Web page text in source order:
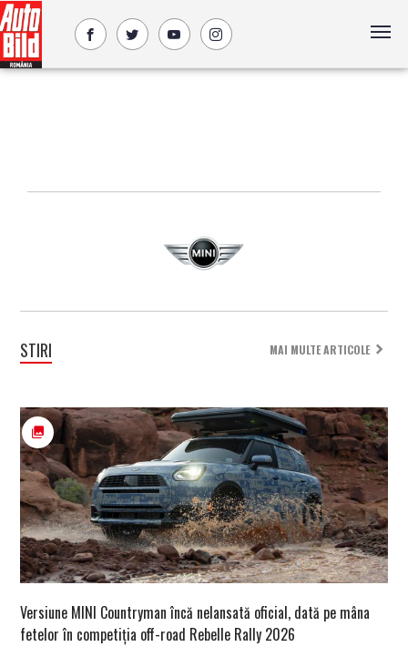
STIRI MAI MULTE ARTICOLE
Versiune MINI Countryman încă nelansată oficial, dată pe mâna
fetelor în competiția off-road Rebelle Rally 2026